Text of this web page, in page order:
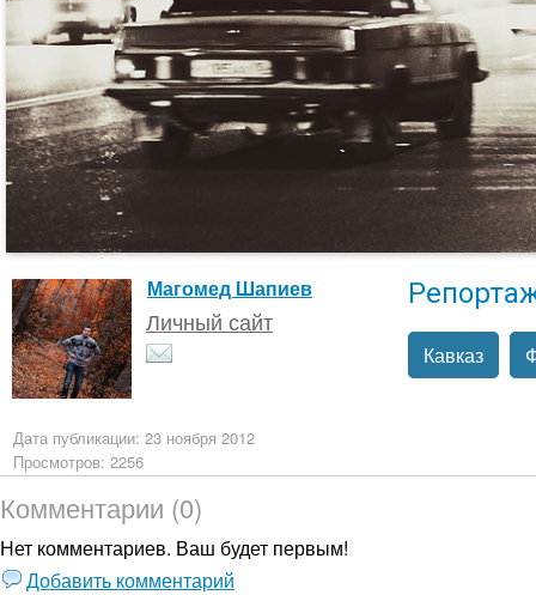
Магомед Шапиев
Личный сайт
Кавказ
Дата публикации: 23 ноября 2012
Просмотров: 2256
Комментарии (0)
Нет комментариев. Ваш будет первым!
Добавить комментарий